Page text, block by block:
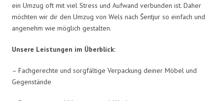
ein Umzug oft mit viel Stress und Aufwand verbunden ist. Daher
möchten wir dir den Umzug von Wels nach Šentjur so einfach und
angenehm wie möglich gestalten.
Unsere Leistungen im Überblick:
– Fachgerechte und sorgfältige Verpackung deiner Möbel und
Gegenstände